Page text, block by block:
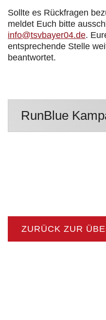
Sollte es Rückfragen
meldet Euch bitte
info@tsvbayer04.de.
entsprechende Stelle
beantwortet.
RunBlue
ZURÜCK ZUR